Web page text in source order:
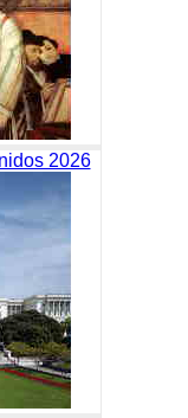
2026